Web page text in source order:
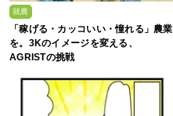
就農
「稼げる・カッコいい・憧れる」農業
を。3Kのイメージを変える、
AGRISTの挑戦